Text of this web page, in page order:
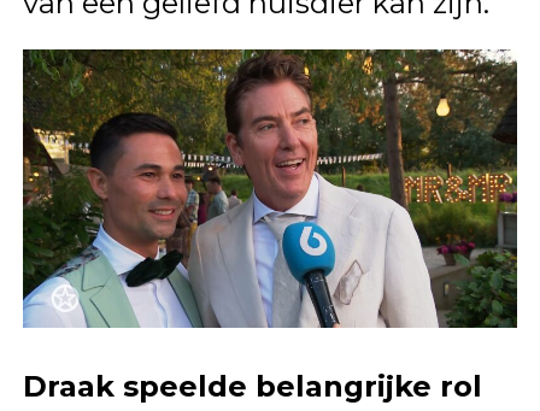
Draak speelde belangrijke rol